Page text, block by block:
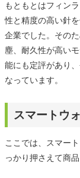
もともとはフィン
性と精度の高い針
企業でした。その
塵、耐久性が高い
能にも定評があり
なっています。
スマートウ
ここでは、スマー
っかり押さえて商